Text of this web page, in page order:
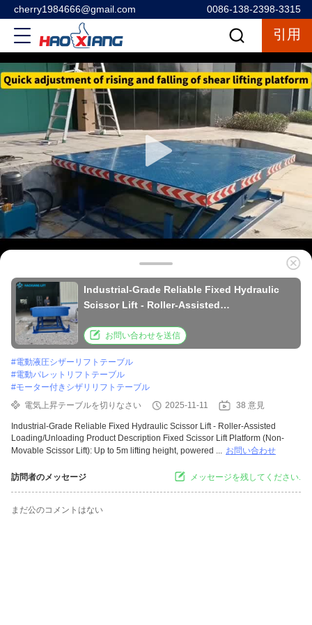
cherry1984666@gmail.com 0086-138-2398-3315
引用
Industrial-Grade Reliable Fixed Hydraulic
Scissor Lift - Roller-Assisted
お問い合わせを送信
#電動液圧シザーリフトテーブル
#電動パレットリフトテーブル
#モーター付きシザリリフトテーブル
電気上昇テーブルを切りなさい
2025-11-11 38 意見
Industrial-Grade Reliable Fixed Hydraulic Scissor Lift - Roller-Assisted
Loading/Unloading Product Description Fixed Scissor Lift Platform (Non-
Movable Scissor Lift): Up to 5m lifting height, powered ... お問い合わせ
訪問者のメッセージ メッセージを残してください.
まだ公のコメントはない